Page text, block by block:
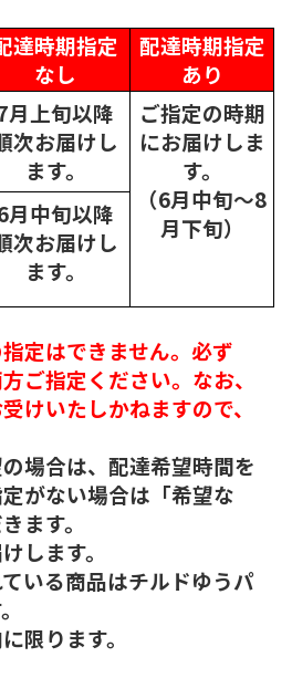
達時期指定
なし
配達時期指定
あり
月上旬以降
次お届けし
ます。
ご指定の時期
にお届けしま
す。
（6月中旬～8
月下旬）
月中旬以降
次お届けし
ます。
定はできません。必ず
ご指定ください。なお、
けいたしかねますので、
場合は、配達希望時間を
がない場合は「希望な
ます。
します。
いる商品はチルドゆうパ
限ります。